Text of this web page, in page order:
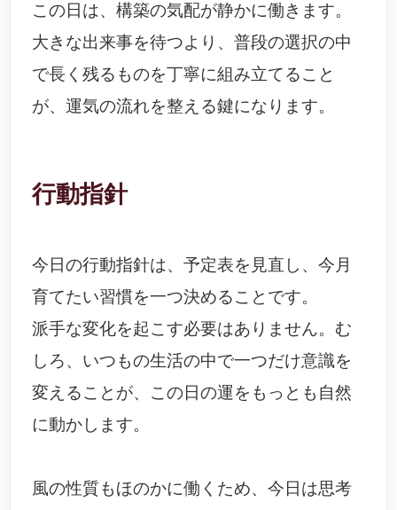
この日は、構築の気配が静かに働きます。
大きな出来事を待つより、普段の選択の中
で長く残るものを丁寧に組み立てること
が、運気の流れを整える鍵になります。
行動指針
今日の行動指針は、予定表を見直し、今月
育てたい習慣を一つ決めることです。
派手な変化を起こす必要はありません。む
しろ、いつもの生活の中で一つだけ意識を
変えることが、この日の運をもっとも自然
に動かします。
風の性質もほのかに働くため、今日は思考